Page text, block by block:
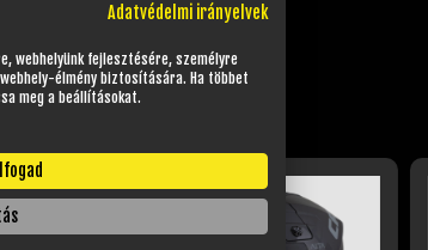
Adatvédelmi irányelvek
webhelyünk fejlesztésére, személyre
élmény biztosítására. Ha többet
meg a beállításokat.